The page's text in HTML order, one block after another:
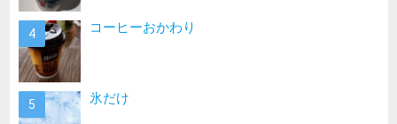
コーヒーおかわり
氷だけ